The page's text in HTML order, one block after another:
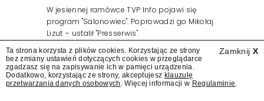
W jesiennej ramówce TVP Info pojawi się
program "Salonowiec". Poprowadzi go Mikołaj
Lizut – ustalił "Presserwis".
Zamknij X
Ta strona korzysta z plików cookies. Korzystając ze strony
bez zmiany ustawień dotyczących cookies w przeglądarce
zgadzasz się na zapisywanie ich w pamięci urządzenia.
Dodatkowo, korzystając ze strony, akceptujesz klauzulę
przetwarzania danych osobowych . Więcej informacji w Regulaminie.